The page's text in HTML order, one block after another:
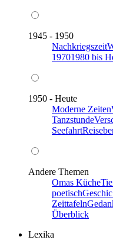
1945 - 1950
Nachkriegszeit
19701980 bis
1950 - Heute
Moderne Zeiten
Tanzstunde
Seefahrt
Andere Themen
Omas Küche
poetisch
Zeittafeln
Überblick
Lexika